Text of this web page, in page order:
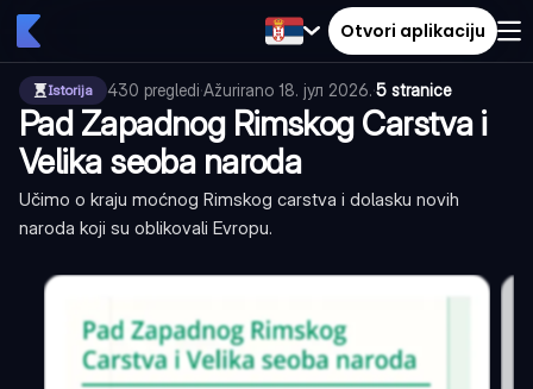
Otvori aplikaciju
Istorija 430 pregledi·Ažurirano 18. јул 2026.·5 stranice
Pad Zapadnog Rimskog Carstva i
Velika seoba naroda
Učimo o kraju moćnog Rimskog carstva i dolasku novih
naroda koji su oblikovali Evropu.